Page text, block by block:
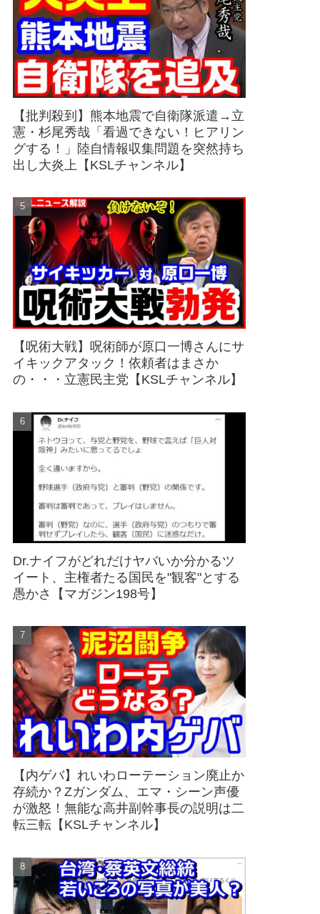
【批判殺到】熊本地震で自衛隊派遣→立
憲・杉尾秀哉「看過できない！ヒアリン
グする！」陸自情報収集問題を突然持ち
出し大炎上【KSLチャンネル】
【呪術大戦】呪術師が原口一博さんにサ
イキックアタック！依頼者はまさか
の・・・立憲民主党【KSLチャンネル】
Dr.ナイフがどれだけヤバいか分かるツ
イート、主権者たる国民を"観客"とする
愚かさ【マガジン198号】
【内ゲバ】れいわローテーション廃止か
存続か？Zガンダム、エマ・シーン声優
が激怒！無能な高井副幹事長の説明は二
転三転【KSLチャンネル】